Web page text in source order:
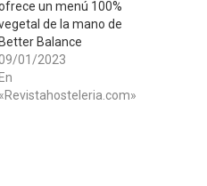
un menú 100%
de la mano de
Better Balance
01/2023
En
«Revistahosteleria.com»